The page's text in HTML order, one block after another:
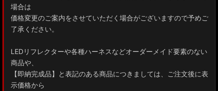
場合は
価格変更のご案内をさせていただく場合がございますので予めご
了承ください。
LEDリフレクターや各種ハーネスなどオーダーメイド要素のない
商品や、
【即納完成品】と表記のある商品につきましては、ご注文後に表
示価格から